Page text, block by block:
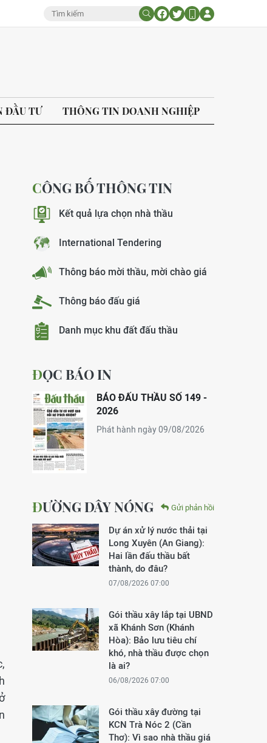
ĐẦU TƯ THÔNG TIN DOANH NGHIỆP
CÔNG BỐ THÔNG TIN
Kết quả lựa chọn nhà thầu
International Tendering
Thông báo mời thầu, mời chào giá
Thông báo đấu giá
Danh mục khu đất đấu thầu
ĐỌC BÁO IN
BÁO ĐẤU THẦU SỐ 149 -
2026
Phát hành ngày 09/08/2026
ĐƯỜNG DÂY NÓNG Gửi phản hồi
Dự án xử lý nước thải tại
Long Xuyên (An Giang):
Hai lần đấu thầu bất
thành, do đâu?
07/08/2026 07:00
Gói thầu xây lắp tại UBND
xã Khánh Sơn (Khánh
Hòa): Bảo lưu tiêu chí
khó, nhà thầu được chọn
là ai?
06/08/2026 07:00
Gói thầu xây đường tại
KCN Trà Nóc 2 (Cần
Thơ): Vì sao nhà thầu giá